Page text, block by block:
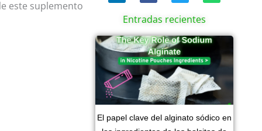
este suplemento
n
d
i
n
c
e
b
o
o
k
i
t
t
e
r
a
a
p
Entradas recientes
El papel clave del alginato sódico en
Página
Página
PáginaPágina